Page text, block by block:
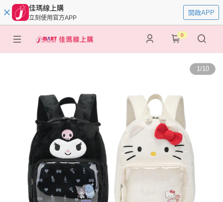
佳瑪線上購
立刻使用官方APP
開啟APP
0
1/10